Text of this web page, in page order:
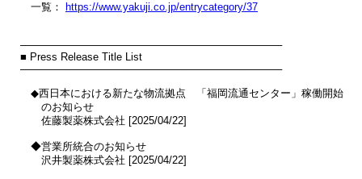
一覧： https://www.yakuji.co.jp/entrycategory/37
────────────────────────────────────
■ Press Release Title List
────────────────────────────────────
◆西日本における新たな物流拠点　「福岡流通センター」稼働開始
のお知らせ
佐藤製薬株式会社 [2025/04/22]
◆営業所統合のお知らせ
沢井製薬株式会社 [2025/04/22]